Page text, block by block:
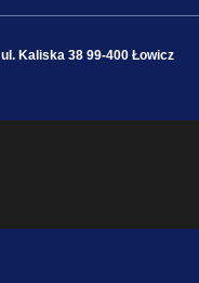
ul. Kaliska 38 99-400 Łowicz